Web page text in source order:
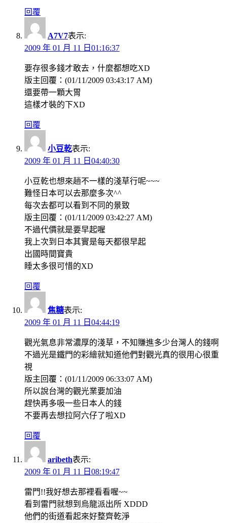
回覆
A7V7表示:
2009 年 01 月 11 日01:16:37
要存很多錢才敢去，什麼都想吃XD
版主回覆：(01/11/2009 03:43:17 AM)
還要帶一顆大胃
這樣才裝的下XD
回覆
小豆乾表示:
2009 年 01 月 11 日04:40:30
小豆乾也想來趟不一樣的淺草行呢~~~
難怪日本可以去那麼多次^^
每次去都可以看到不同的景致
版主回覆：(01/11/2009 03:42:27 AM)
不過代價就是要早起喔
我上次到日本其實是每天都很早起
出國時間寶貴
睡太多很可惜的XD
回覆
焦糖表示:
2009 年 01 月 11 日04:44:19
觀光氣息非常濃厚的淺草，不知賺進多少台灣人的錢啊
不過光是鐵門的彩繪就知道他們對觀光真的很用心很重
視
版主回覆：(01/11/2009 06:33:07 AM)
所以說台灣的觀光業要加油
趕快再多吸一些日本人的錢
不要再去想拉阿六仔了啦XD
回覆
aribeth表示:
2009 年 01 月 11 日08:19:47
雷門!!我好想去那裡看看喔~~
看到雷門就想到烏龍派出所 XDDD
他們的街道看起來好整齊乾淨